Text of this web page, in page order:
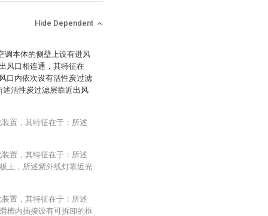
Hide Dependent
调本体的侧壁上设有进风
风口相连通，其特征在
口内依次设有活性炭过滤
述活性炭过滤层靠近出风
置，其特征在于：所述
置，其特征在于：所述
上，所述紫外线灯靠近光
置，其特征在于：所述
槽内插接设有可拆卸的框